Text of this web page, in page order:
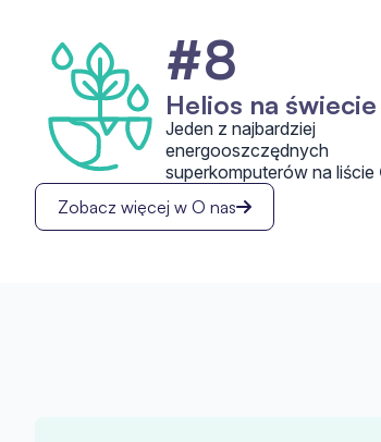
#8
Helios na świecie
Jeden z najbardziej
energooszczędnych
superkomputerów na liście
Zobacz więcej w O nas